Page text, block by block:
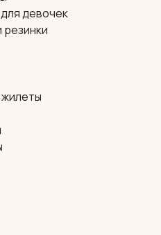
девочек
резинки